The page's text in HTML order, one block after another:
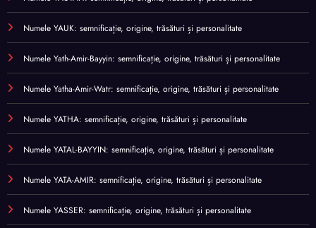
Numele YAUK: semnificație, origine, trăsături și personalitate
Numele Yath-Amir-Bayyin: semnificație, origine, trăsături și personalitate
Numele Yatha-Amir-Watr: semnificație, origine, trăsături și personalitate
Numele YATHA: semnificație, origine, trăsături și personalitate
Numele YATAL-BAYYIN: semnificație, origine, trăsături și personalitate
Numele YATA-AMIR: semnificație, origine, trăsături și personalitate
Numele YASSER: semnificație, origine, trăsături și personalitate